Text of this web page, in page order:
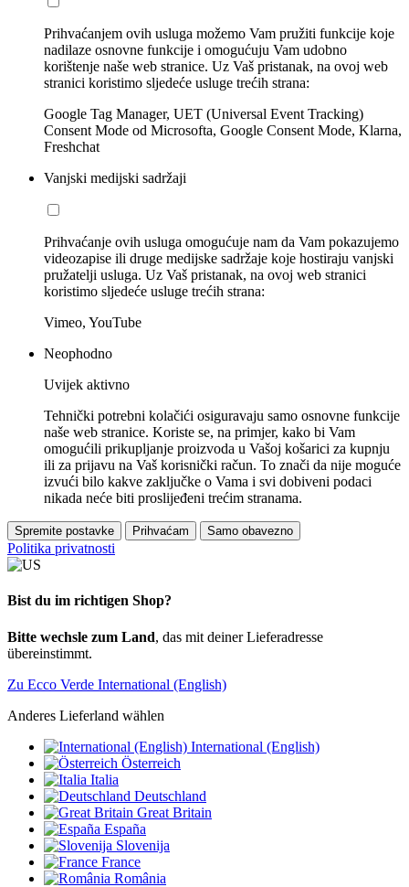
Prihvaćanjem ovih usluga možemo Vam pružiti funkcije koje
nadilaze osnovne funkcije i omogućuju Vam udobno
korištenje naše web stranice. Uz Vaš pristanak, na ovoj web
stranici koristimo sljedeće usluge trećih strana:
Google Tag Manager, UET (Universal Event Tracking)
Consent Mode od Microsofta, Google Consent Mode, Klarna,
Freshchat
Vanjski medijski sadržaji
Prihvaćanje ovih usluga omogućuje nam da Vam pokazujemo
videozapise ili druge medijske sadržaje koje hostiraju vanjski
pružatelji usluga. Uz Vaš pristanak, na ovoj web stranici
koristimo sljedeće usluge trećih strana:
Vimeo, YouTube
Neophodno
Uvijek aktivno
Tehnički potrebni kolačići osiguravaju samo osnovne funkcije
naše web stranice. Koriste se, na primjer, kako bi Vam
omogućili prikupljanje proizvoda u Vašoj košarici za kupnju
ili za prijavu na Vaš korisnički račun. To znači da nije moguće
izvući bilo kakve zaključke o Vama i svi dobiveni podaci
nikada neće biti proslijeđeni trećim stranama.
Spremite postavke Prihvaćam Samo obavezno
Politika privatnosti
Bist du im richtigen Shop?
Bitte wechsle zum Land, das mit deiner Lieferadresse
übereinstimmt.
Zu Ecco Verde International (English)
Anderes Lieferland wählen
International (English)
Österreich
Italia
Deutschland
Great Britain
España
Slovenija
France
România